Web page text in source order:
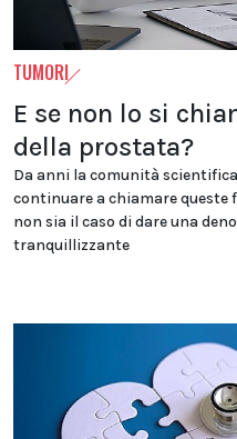
TUMORI
E se non lo si
della prostata?
Da anni la comunità
continuare a chiamare queste
non sia il caso di dare una
tranquillizzante